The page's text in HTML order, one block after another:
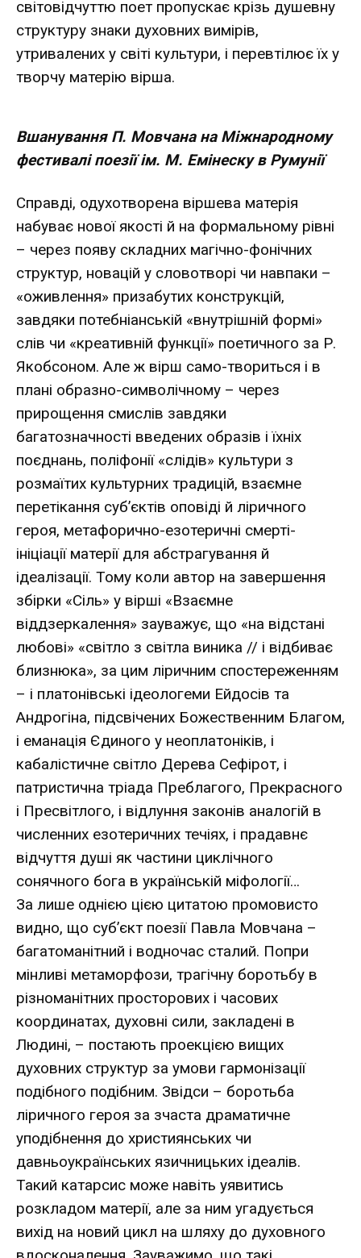
світовідчуттю поет пропускає крізь душевну
структуру знаки духовних вимірів,
утривалених у світі культури, і перевтілює їх у
творчу матерію вірша.
Вшанування П. Мовчана на Міжнародному
фестивалі поезії ім. М. Емінеску в Румунії
Справді, одухотворена віршева матерія
набуває нової якості й на формальному рівні
– через появу складних магічно-фонічних
структур, новацій у словотворі чи навпаки –
«оживлення» призабутих конструкцій,
завдяки потебніанській «внутрішній формі»
слів чи «креативній функції» поетичного за Р.
Якобсоном. Але ж вірш само-твориться і в
плані образно-символічному – через
прирощення смислів завдяки
багатозначності введених образів і їхніх
поєднань, поліфонії «слідів» культури з
розмаїтих культурних традицій, взаємне
перетікання суб’єктів оповіді й ліричного
героя, метафорично-езотеричні смерті-
ініціації матерії для абстрагування й
ідеалізації. Тому коли автор на завершення
збірки «Сіль» у вірші «Взаємне
віддзеркалення» зауважує, що «на відстані
любові» «світло з світла виника // і відбиває
близнюка», за цим ліричним спостереженням
– і платонівські ідеологеми Ейдосів та
Андрогіна, підсвічених Божественним Благом,
і еманація Єдиного у неоплатоніків, і
кабалістичне світло Дерева Сефірот, і
патристична тріада Преблагого, Прекрасного
і Пресвітлого, і відлуння законів аналогій в
численних езотеричних течіях, і прадавнє
відчуття душі як частини циклічного
сонячного бога в українській міфології…
За лише однією цією цитатою промовисто
видно, що суб’єкт поезії Павла Мовчана –
багатоманітний і водночас сталий. Попри
мінливі метаморфози, трагічну боротьбу в
різноманітних просторових і часових
координатах, духовні сили, закладені в
Людині, – постають проекцією вищих
духовних структур за умови гармонізації
подібного подібним. Звідси – боротьба
ліричного героя за зчаста драматичне
уподібнення до християнських чи
давньоукраїнських язичницьких ідеалів.
Такий катарсис може навіть уявитись
розкладом матерії, але за ним угадується
вихід на новий цикл на шляху до духовного